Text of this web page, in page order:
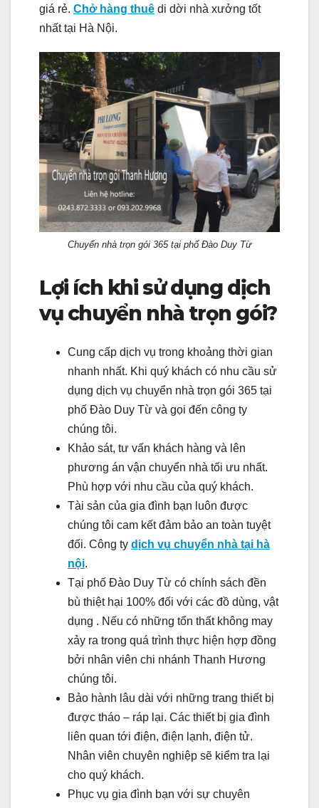
giá rẻ. Chở hàng thuê di dời nhà xưởng tốt
nhất tại Hà Nội.
Chuyển nhà trọn gói 365 tại phố Đào Duy Từ
Lợi ích khi sử dụng dịch
vụ chuyển nhà trọn gói?
Cung cấp dịch vụ trong khoảng thời gian
nhanh nhất. Khi quý khách có nhu cầu sử
dụng dịch vụ chuyển nhà trọn gói 365 tại
phố Đào Duy Từ và gọi đến công ty
chúng tôi.
Khảo sát, tư vấn khách hàng và lên
phương án vận chuyển nhà tối ưu nhất.
Phù hợp với nhu cầu của quý khách.
Tài sản của gia đình bạn luôn được
chúng tôi cam kết đảm bảo an toàn tuyệt
đối. Công ty dịch vụ chuyển nhà tại hà
nội.
Tại phố Đào Duy Từ có chính sách đền
bù thiệt hại 100% đối với các đồ dùng, vật
dụng . Nếu có những tổn thất không may
xảy ra trong quá trình thực hiện hợp đồng
bởi nhân viên chi nhánh Thanh Hương
chúng tôi.
Bảo hành lâu dài với những trang thiết bị
được tháo – ráp lại. Các thiết bị gia đình
liên quan tới điện, điện lạnh, điện tử.
Nhân viên chuyên nghiệp sẽ kiểm tra lại
cho quý khách.
Phục vụ gia đình bạn với sự chuyên